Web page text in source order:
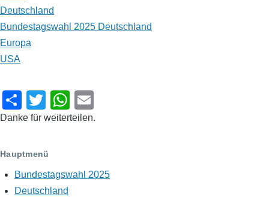
Deutschland
Bundestagswahl 2025 Deutschland
Europa
USA
S
h
e
T
wi
er
W
h
A
m
Danke für weiterteilen.
Hauptmenü
Bundestagswahl 2025
Deutschland